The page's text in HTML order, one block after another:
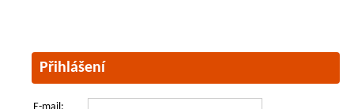
Přihlášení
E-mail: